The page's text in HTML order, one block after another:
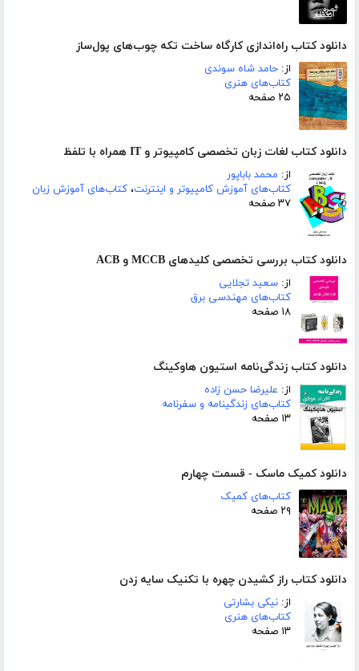
دانلود کتاب راه‌اندازی کارگاه ساخت تکه چوب‌های پول‌ساز
از: حامد شاه سوندی
کتاب‌های هنری
۲۵ صفحه
دانلود کتاب لغات زبان تخصصی کامپیوتر و IT همراه با تلفظ
از: محمد باباپور
کتاب‌های آموزش کامپیوتر و اینترنت، کتاب‌های آموزش زبان
۳۷ صفحه
دانلود کتاب بررسی تخصصی کلیدهای MCCB و ACB
از: سعید تجلایی
کتاب‌های مهندسی برق
۱۸ صفحه
دانلود کتاب زندگی‌نامه استیون هاوکینگ
از: علیرضا حسن زاده
کتاب‌های زندگینامه و سفرنامه
۱۳ صفحه
دانلود کمیک ماسک - قسمت چهارم
کتاب‌های کمیک
۲۹ صفحه
دانلود کتاب راز کشیدن چهره با تکنیک سایه زدن
از: نیکی بشارتی
کتاب‌های هنری
۱۳ صفحه